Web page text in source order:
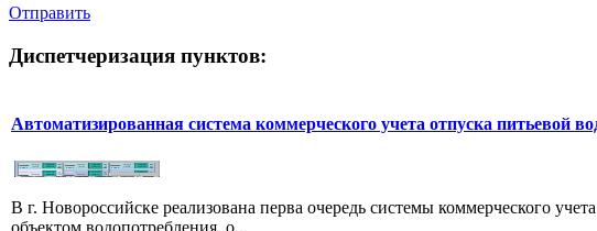
Отправить
Диспетчеризация пунктов:
Автоматизированная система коммерческого учета отпуска питьевой
В г. Новороссийске реализована перва очередь системы коммерческого
объектом водопотребления, о...